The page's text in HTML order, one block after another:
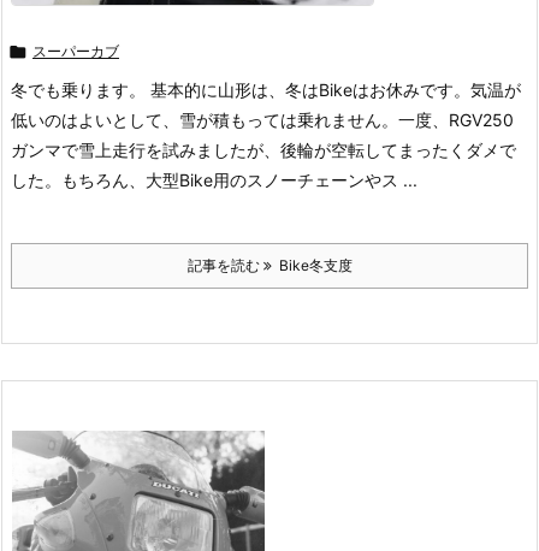
 スーパーカブ
冬でも乗ります。 基本的に山形は、冬はBikeはお休みです。気温が
低いのはよいとして、雪が積もっては乗れません。一度、RGV250
ガンマで雪上走行を試みましたが、後輪が空転してまったくダメで
した。もちろん、大型Bike用のスノーチェーンやス ...
記事を読む Bike冬支度